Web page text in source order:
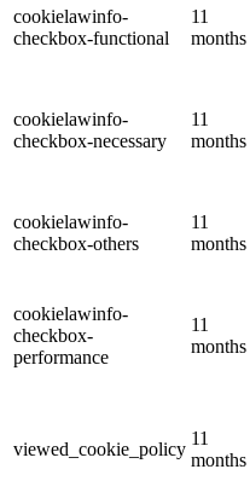
cookielawinfo-
checkbox-functional
11
months
cookielawinfo-
checkbox-necessary
11
months
cookielawinfo-
checkbox-others
11
months
cookielawinfo-
checkbox-
performance
11
months
viewed_cookie_policy
11
months